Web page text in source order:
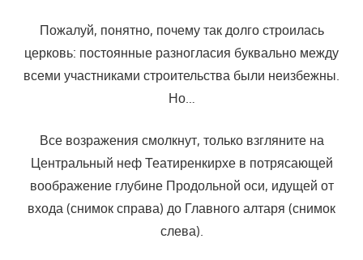
Пожалуй, понятно, почему так долго строилась
церковь: постоянные разногласия буквально между
всеми участниками строительства были неизбежны.
Но…
Все возражения смолкнут, только взгляните на
Центральный неф Театиренкирхе в потрясающей
воображение глубине Продольной оси, идущей от
входа (снимок справа) до Главного алтаря (снимок
слева).